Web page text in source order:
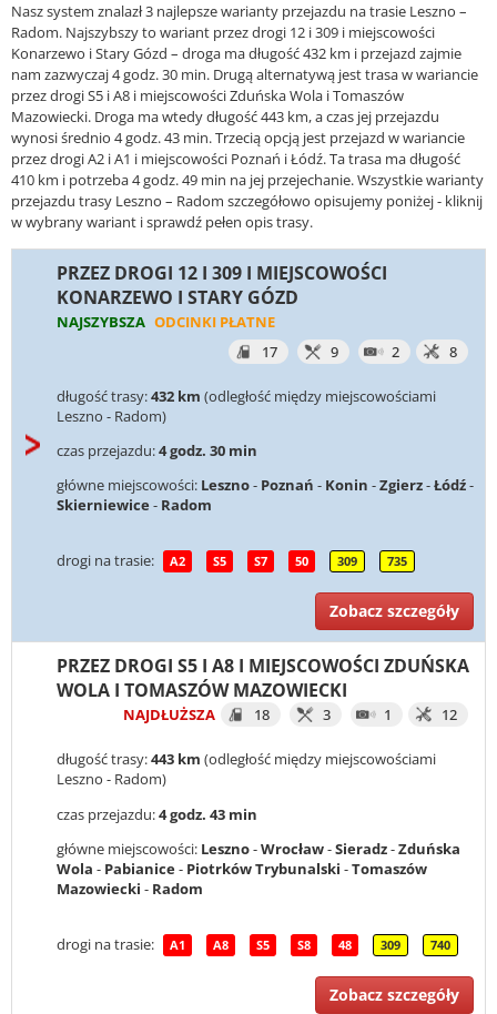
Nasz system znalazł 3 najlepsze warianty przejazdu na trasie Leszno –
Radom. Najszybszy to wariant przez drogi 12 i 309 i miejscowości
Konarzewo i Stary Gózd – droga ma długość 432 km i przejazd zajmie
nam zazwyczaj 4 godz. 30 min. Drugą alternatywą jest trasa w wariancie
przez drogi S5 i A8 i miejscowości Zduńska Wola i Tomaszów
Mazowiecki. Droga ma wtedy długość 443 km, a czas jej przejazdu
wynosi średnio 4 godz. 43 min. Trzecią opcją jest przejazd w wariancie
przez drogi A2 i A1 i miejscowości Poznań i Łódź. Ta trasa ma długość
410 km i potrzeba 4 godz. 49 min na jej przejechanie. Wszystkie warianty
przejazdu trasy Leszno – Radom szczegółowo opisujemy poniżej - kliknij
w wybrany wariant i sprawdź pełen opis trasy.
PRZEZ DROGI 12 I 309 I MIEJSCOWOŚCI
KONARZEWO I STARY GÓZD
NAJSZYBSZA ODCINKI PŁATNE
17
9 2 8
długość trasy:432 km (odległość między miejscowościami
Leszno - Radom)
czas przejazdu:4 godz. 30 min
główne miejscowości: Leszno- Poznań - Konin -Zgierz-Łódź-
Skierniewice - Radom
drogi na trasie: A2 S5 S7 50 309 735
Zobacz szczegóły
PRZEZ DROGI S5 I A8 I MIEJSCOWOŚCI ZDUŃSKA
WOLA I TOMASZÓW MAZOWIECKI
NAJDŁUŻSZA 18 3 1 12
długość trasy:443 km (odległość między miejscowościami
Leszno - Radom)
czas przejazdu:4 godz. 43 min
główne miejscowości: Leszno-Wrocław-Sieradz-Zduńska
Wola - Pabianice- Piotrków Trybunalski -Tomaszów
Mazowiecki - Radom
drogi na trasie: A1 A8 S5 S8 48 309 740
Zobacz szczegóły